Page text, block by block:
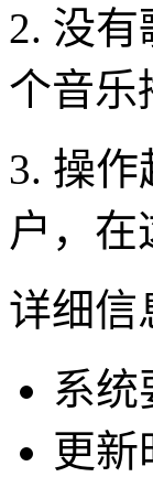
2. 没
个音乐
3. 操
户，在
详细信
系统
更新